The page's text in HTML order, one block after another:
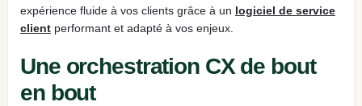
expérience fluide à vos clients grâce à un logiciel de service
client performant et adapté à vos enjeux.
Une orchestration CX de bout
en bout